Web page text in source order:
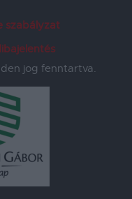
szabályzat
jog fenntartva.